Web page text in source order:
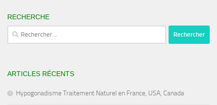
RECHERCHE
Rechercher :
ARTICLES RÉCENTS
Hypogonadisme Traitement Naturel en France, USA, Canada